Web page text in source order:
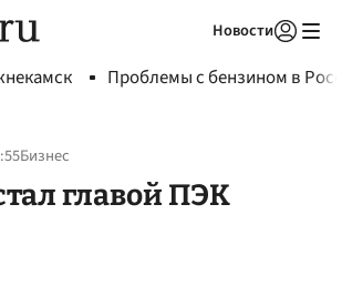
Новости
Проблемы с бензином в
Бизнес
главой ПЭК